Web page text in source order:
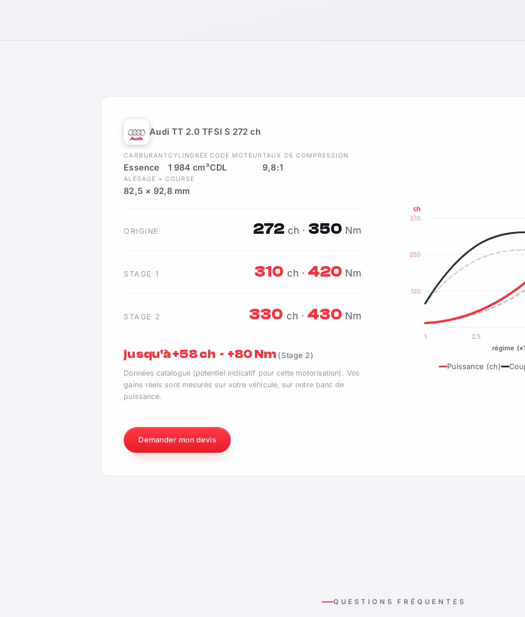
Audi TT 2.0 TFSI S 272 ch
CARBURANT
Essence
CYLINDRÉE
1 984 cm³
CODE MOTEUR
CDL
TAUX DE COMPRESSION
9,8:1
ALÉSAGE × COURSE
82,5 × 92,8 mm
ORIGINE 272 ch · 350 Nm
STAGE 1 310 ch · 420 Nm
STAGE 2 330 ch · 430 Nm
jusqu'à +58 ch · +80 Nm (Stage 2)
Données catalogue (potentiel indicatif pour cette motorisation). Vos
gains réels sont mesurés sur votre véhicule, sur notre banc de
puissance.
120
250
370
ch
1 2,5
régime
Puissance (ch)
Demander mon devis
QUESTIONS FRÉQUENTES